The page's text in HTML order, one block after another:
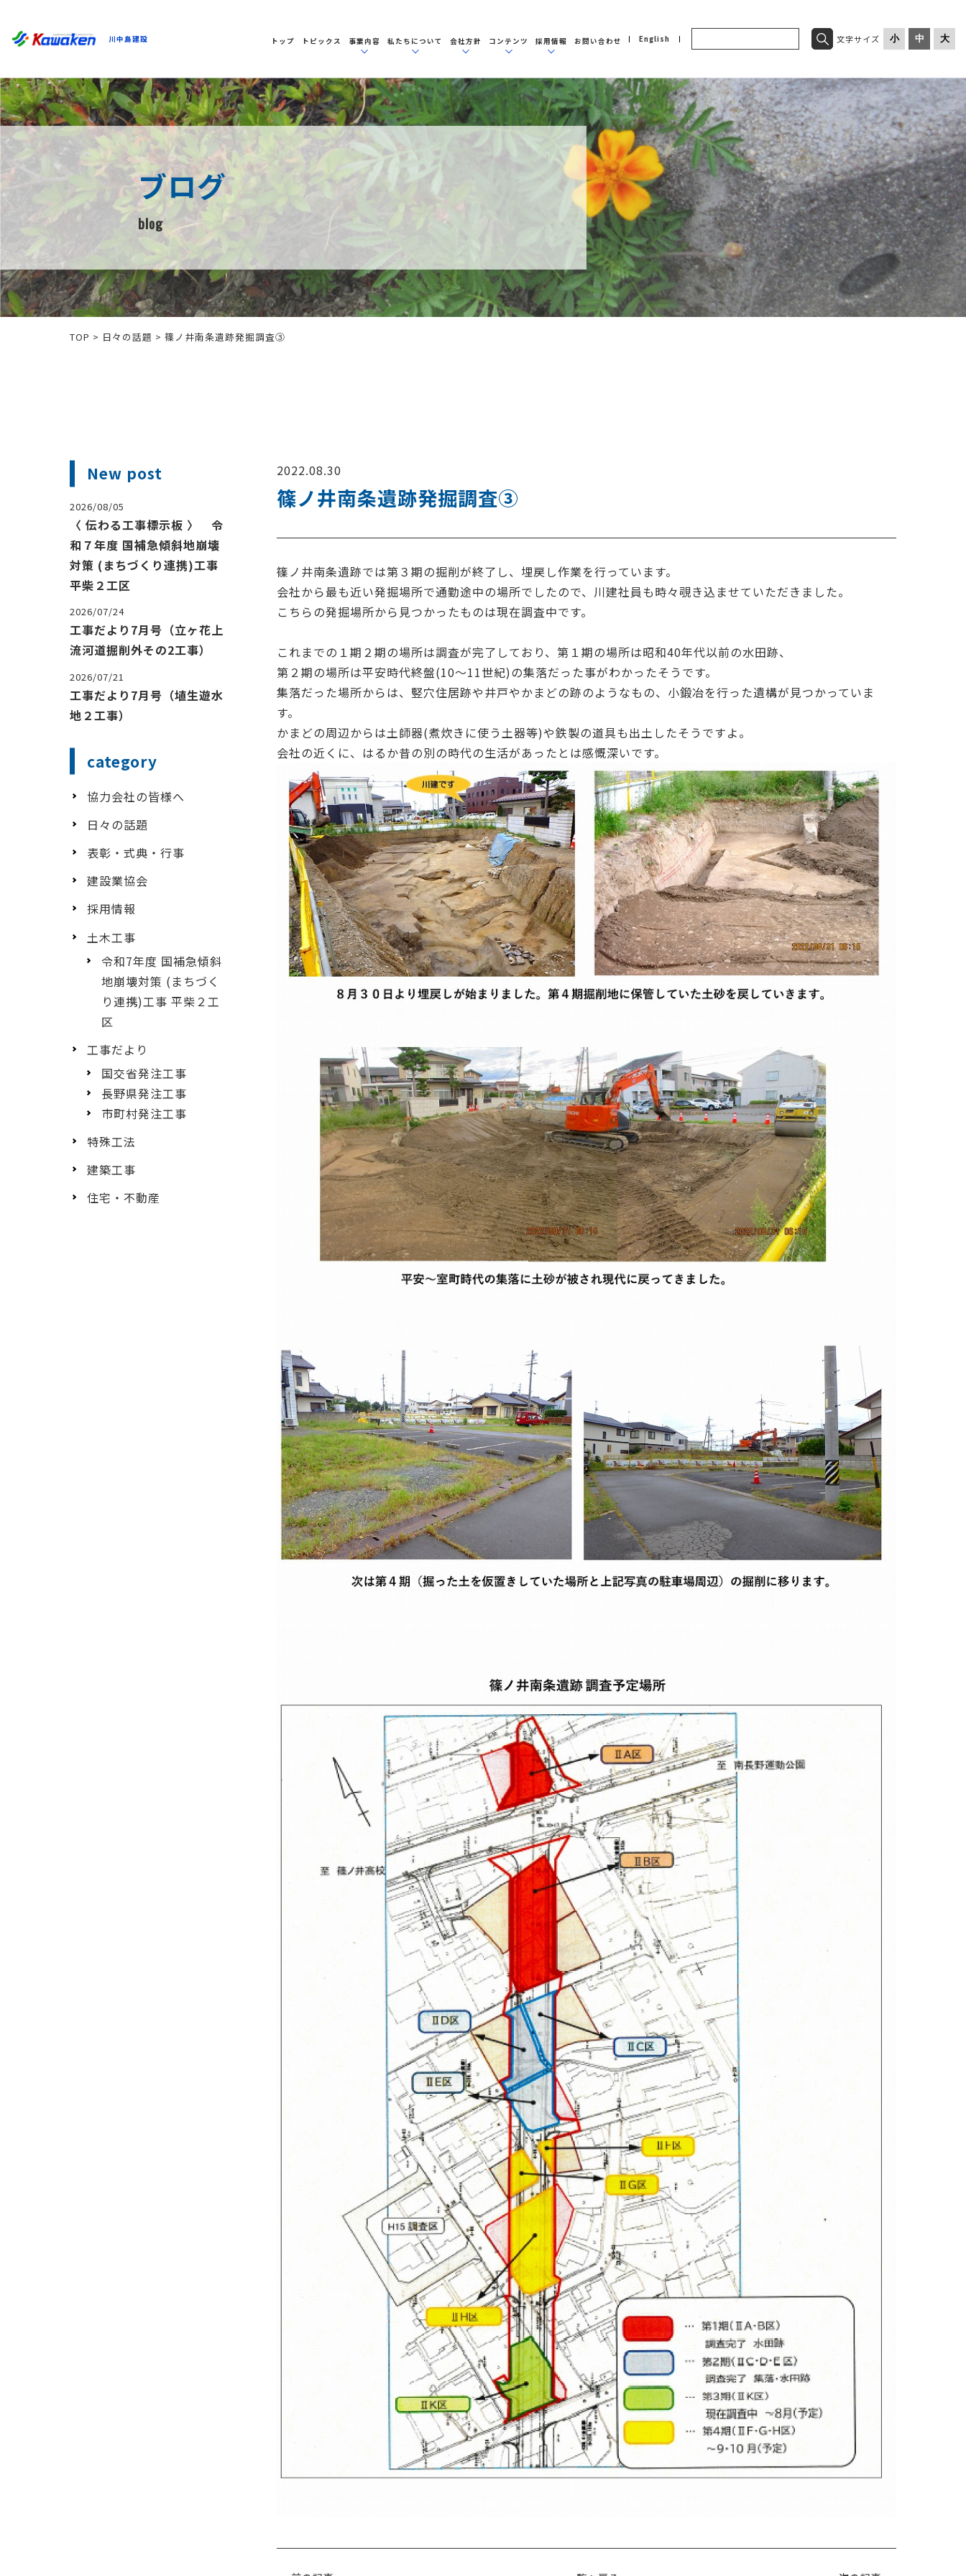
川中島建設 トップ トピックス 事業内容 私たちについて 会社方針 コンテンツ 採用情報 お問い合わせ English 文字サイズ 小 中 大
ブログ
blog
TOP > 日々の話題 > 篠ノ井南条遺跡発掘調査③
2022.08.30
篠ノ井南条遺跡発掘調査③
篠ノ井南条遺跡では第３期の掘削が終了し、埋戻し作業を行っています。
会社から最も近い発掘場所で通勤途中の場所でしたので、川建社員も時々覗き込ませていただきました。
こちらの発掘場所から見つかったものは現在調査中です。
これまでの１期２期の場所は調査が完了しており、第１期の場所は昭和40年代以前の水田跡、
第２期の場所は平安時代終盤(10～11世紀)の集落だった事がわかったそうです。
集落だった場所からは、竪穴住居跡や井戸やかまどの跡のようなもの、小鍛冶を行った遺構が見つかっていま
す。
かまどの周辺からは土師器(煮炊きに使う土器等)や鉄製の道具も出土したそうですよ。
会社の近くに、はるか昔の別の時代の生活があったとは感慨深いです。
New post
2026/08/05
〈 伝わる工事標示板 〉 令
和７年度 国補急傾斜地崩壊
対策 (まちづくり連携)工事
平柴２工区
2026/07/24
工事だより7月号（立ヶ花上
流河道掘削外その2工事）
2026/07/21
工事だより7月号（埴生遊水
地２工事）
category
協力会社の皆様へ
日々の話題
表彰・式典・行事
建設業協会
採用情報
土木工事
令和7年度 国補急傾斜
地崩壊対策 (まちづく
り連携)工事 平柴２工
区
工事だより
国交省発注工事
長野県発注工事
市町村発注工事
特殊工法
建築工事
住宅・不動産